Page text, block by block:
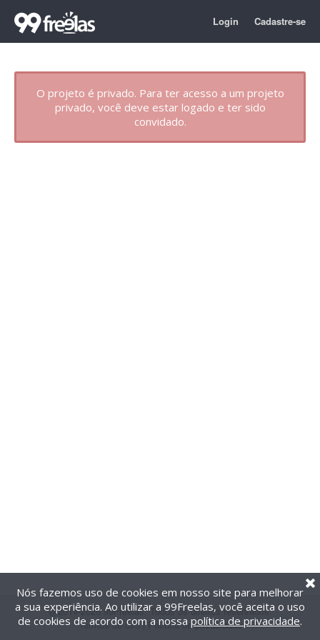
Login Cadastre-se
O projeto é privado. Para ter acesso a um projeto
privado, você deve estar logado e ter sido
convidado.
@2014-2026 99Freelas. Todos os direitos reservados.
Termos de uso| Política de privacidade
Nós fazemos uso de cookies em nosso site para melhorar
a sua experiência. Ao utilizar a 99Freelas, você aceita o uso
de cookies de acordo com a nossa política de privacidade.